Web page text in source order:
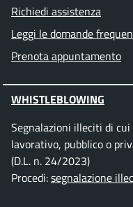
Richiedi assistenza
Leggi le domande
Prenota appuntamento
WHISTLEBLOWING
Segnalazioni illeciti di
lavorativo, pubblico o
(D.L. n. 24/2023)
Procedi:segnalazione